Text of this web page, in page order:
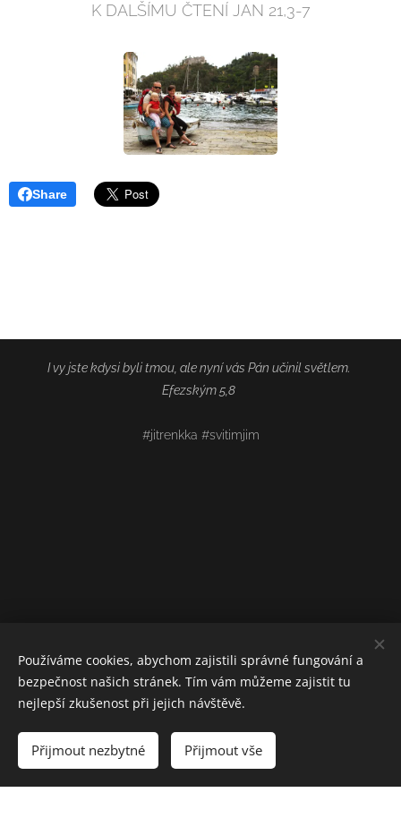
K DALŠÍMU ČTENÍ JAN 21,3-7
Share
I vy jste kdysi byli tmou, ale nyní vás Pán učinil světlem.
Efezským 5,8
#jitrenkka #svitimjim
Vytvořeno službou Webnode
Používáme cookies, abychom zajistili správné fungování a
bezpečnost našich stránek. Tím vám můžeme zajistit tu
nejlepší zkušenost při jejich návštěvě.
Přijmout nezbytné Přijmout vše